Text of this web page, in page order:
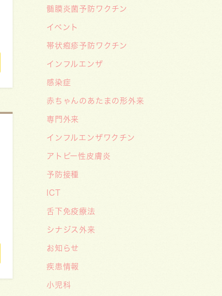
援サイト「こそだてまっぷ」に大熊
【開院7周年のご挨拶】診察室を飛
び出し、地域とともに子どもの未来
を創るクリニックへ――「武蔵小杉
戦
2026/05/08
【メディア・取材】４月１０日発売
「子供の科学」５月号の「なぜ？な
ゴールデンウィーク（GW）の処方
薬受け取りに関する重要なお願い〜
処方箋の有効期限は当日を含めて
髄膜炎菌予防ワクチン
イベント
帯状疱疹予防ワクチン
インフルエンザ
感染症
赤ちゃんのあたまの形外来
専門外来
インフルエンザワクチン
アトピー性皮膚炎
予防接種
ICT
舌下免疫療法
シナジス外来
お知らせ
疾患情報
小児科